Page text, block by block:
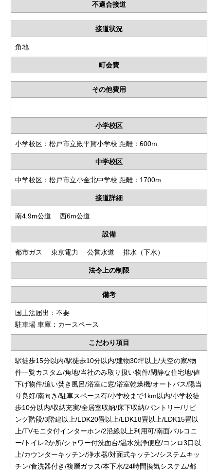
不適合接道
接道状況
角地
町会費
その他費用
小学校区
小学校区：松戸市立殿平賀小学校 距離：600m
中学校区
中学校区：松戸市立小金北中学校 距離：1700m
接道詳細
南4.9m公道 西6m公道
設備
都市ガス 東京電力 公営水道 排水（下水）
法令上の制限
備考
国土法届出：不要
駐車場 車庫：カースペース
こだわり項目
駅徒歩15分以内/駅徒歩10分以内/建物30坪以上/天空の家/物
件一覧カスタム/角地/当社のみ取り扱い物件/閑静な住宅地/値
下げ物件/追い焚き風呂/浴室に窓/浴室乾燥機/オートバス/陽当
り良好/南向き/駐車スペース有/小学校まで1km以内/小学校徒
歩10分以内/収納充実/全居室収納/床下収納/パントリー/リビ
ング階段/3階建以上/LDK20畳以上/LDK18畳以上/LDK15畳以
上/TVモニタ付インターホン/2沿線以上利用可/南面バルコニ
ー/トイレ2か所/シャワー付洗面台/温水洗浄便座/コンロ3口以
上/カウンターキッチン/浄水器/対面式キッチン/システムキッ
チン/食洗器付き/複層ガラス/本下水/24時間換気システム/都